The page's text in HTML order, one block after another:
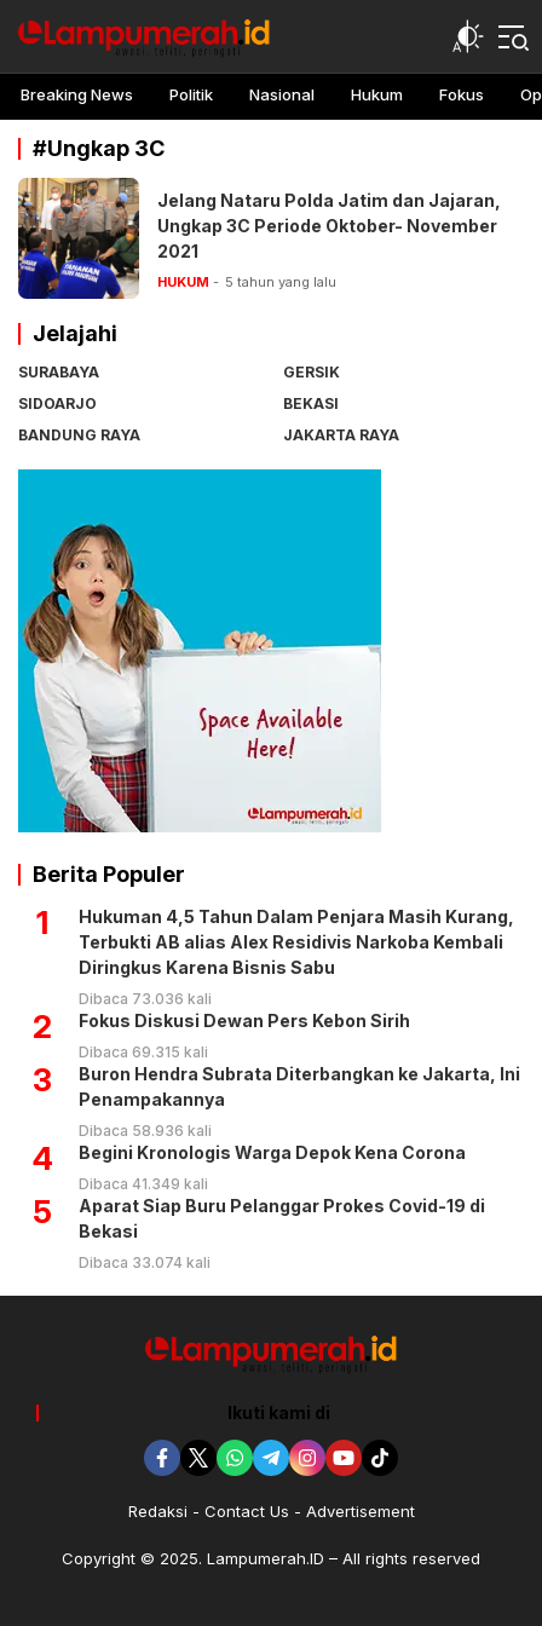
lampu merah
Awasi, teliti, peringati
Breaking News Politik Nasional Hukum Fokus
#Ungkap 3C
Jelang Nataru Polda Jatim dan Jajaran,
Ungkap 3C Periode Oktober- November
2021
HUKUM 5 tahun yang lalu
Jelajahi
SURABAYA
GERSIK
SIDOARJO
BEKASI
BANDUNG RAYA
JAKARTA RAYA
Berita Populer
1
Hukuman 4,5 Tahun Dalam Penjara Masih Kurang,
Terbukti AB alias Alex Residivis Narkoba Kembali
Diringkus Karena Bisnis Sabu
Dibaca 73.036 kali
2 Fokus Diskusi Dewan Pers Kebon Sirih
Dibaca 69.315 kali
3
Buron Hendra Subrata Diterbangkan ke Jakarta, Ini
Penampakannya
Dibaca 58.936 kali
4 Begini Kronologis Warga Depok Kena Corona
Dibaca 41.349 kali
5
Aparat Siap Buru Pelanggar Prokes Covid-19 di
Bekasi
Dibaca 33.074 kali
Ikuti kami di
Redaksi Contact Us Advertisement
Copyright © 2025. Lampumerah.ID – All rights reserved